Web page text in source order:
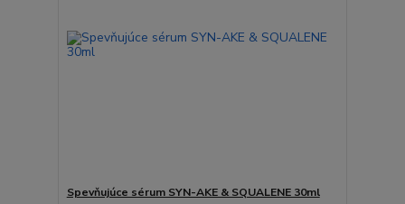
Spevňujúce sérum SYN-AKE & SQUALENE 30ml